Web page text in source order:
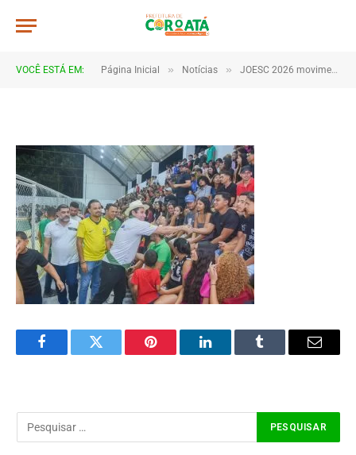
VOCÊ ESTÁ EM: Página Inicial » Notícias » JOESC 2026 movimenta escolas e reúne estudantes em grande celebração do esporte em Coroatá
JWR_8368
FacebookTwitter Pinterest LinkedInTumblr Email